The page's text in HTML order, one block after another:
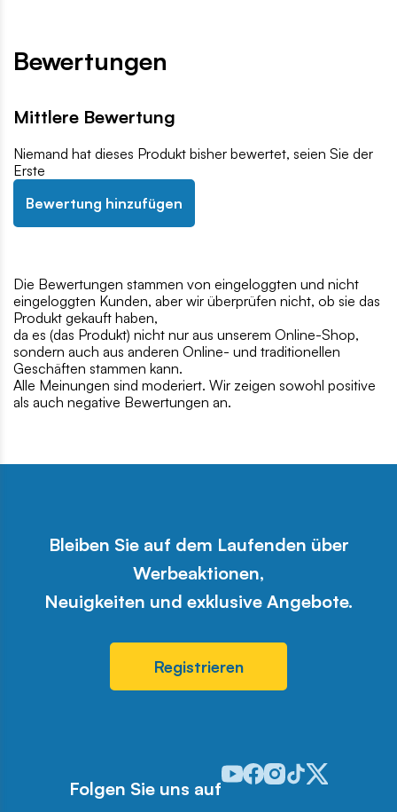
Bewertungen
Mittlere Bewertung
Niemand hat dieses Produkt bisher bewertet, seien Sie der
Erste
Bewertung hinzufügen
Die Bewertungen stammen von eingeloggten und nicht
eingeloggten Kunden, aber wir überprüfen nicht, ob sie das
Produkt gekauft haben,
da es (das Produkt) nicht nur aus unserem Online-Shop,
sondern auch aus anderen Online- und traditionellen
Geschäften stammen kann.
Alle Meinungen sind moderiert. Wir zeigen sowohl positive
als auch negative Bewertungen an.
Bleiben Sie auf dem Laufenden über
Werbeaktionen,
Neuigkeiten und exklusive Angebote.
Registrieren
Folgen Sie uns auf
Odwiedź nasz profil w
Odwiedź nasz profil w
Odwiedź nasz profil w
Odwiedź nasz
Odwiedź nasz